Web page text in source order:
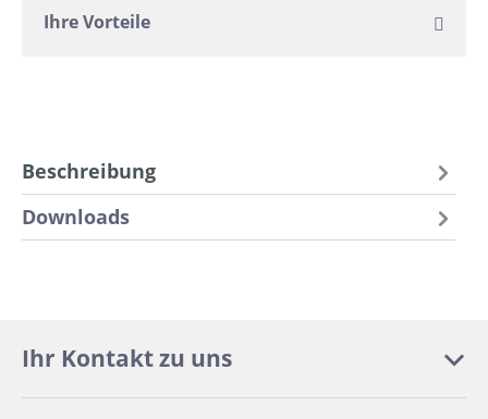
Ihre Vorteile
Beschreibung
Downloads
Ihr Kontakt zu uns